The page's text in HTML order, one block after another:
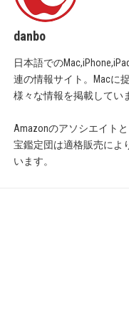
danbo
日本語での
連の情報サイト。Macに
様々な情報を掲載してい
Amazonのアソシエイト
宝鑑定団は適格販売によ
います。